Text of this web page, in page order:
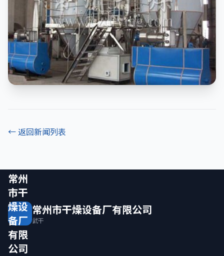
← 返回新闻列表
常州
市干
燥设
备厂
有限
公司
常州市干燥设备厂有限公司
武干